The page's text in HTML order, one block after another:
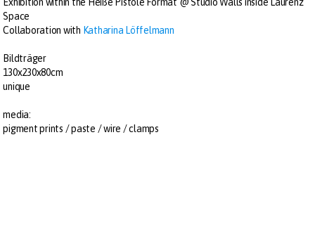
Exhibition within the Heiße Pistole Format @ Studio Walls inside Laurenz
Space
Collaboration with Katharina Löffelmann
Bildträger
130x230x80cm
unique
media:
pigment prints / paste / wire / clamps